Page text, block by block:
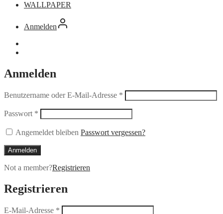
WALLPAPER
Anmelden
Anmelden
Benutzername oder E-Mail-Adresse *
Passwort *
Angemeldet bleiben Passwort vergessen?
Anmelden
Not a member?Registrieren
Registrieren
E-Mail-Adresse *